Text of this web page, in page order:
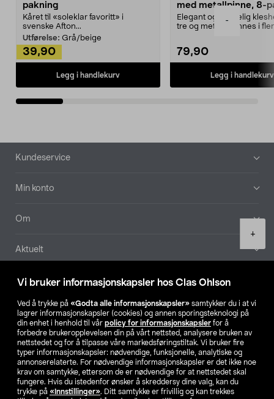
Vi bruker informasjonskapsler hos Clas Ohlson
Ved å trykke på «Godta alle informasjonskapsler» samtykker du i at vi
lagrer informasjonskapsler (cookies) og annen sporingsteknologi på
din enhet i henhold til vår policy for informasjonskapsler for å
forbedre brukeropplevelsen din på vårt nettsted, analysere bruken av
nettstedet og for å tilpasse våre markedsføringstiltak. Vi bruker fire
typer informasjonskapsler: nødvendige, funksjonelle, analytiske og
annonserelaterte. For nødvendige informasjonskapsler er det ikke noe
krav om samtykke, ettersom de er nødvendige for at nettstedet skal
fungere. Hvis du istedenfor ønsker å skreddersy dine valg, kan du
trykke på «Innstillinger». Ditt samtykke er frivillig og kan trekkes
-
+
pakning
Kåret til «soleklar favoritt» i
svenske Afton...
Utførelse: Grå/beige
39,90
Legg i handlekurv
med metallpinne, 8-
Elegant og skikkelig
tre og metall – finnes i
79,90
Legg i handlekurv
Bunntekst
Kundeservice
Min konto
Om
Aktuelt
Våre selskaper
Finn din butikk
SE NO FI